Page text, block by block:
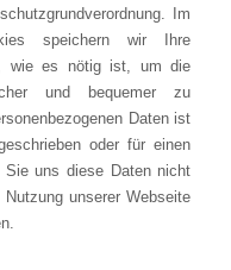
Im
speichern wir Ihre
wie es nötig ist, um die
und bequemer zu
Daten ist
oder für einen
Sie uns diese Daten nicht
unserer Webseite